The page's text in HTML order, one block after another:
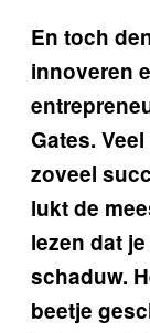
En toch
innoveren
Gates.
zoveel
lukt de
lezen dat
schaduw.
beetje